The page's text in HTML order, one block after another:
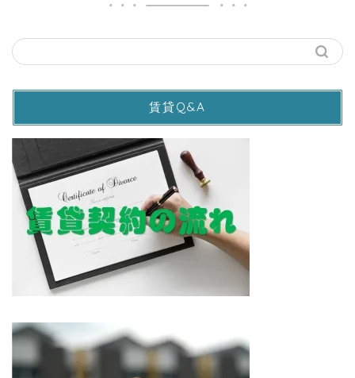
賃貸Q&A